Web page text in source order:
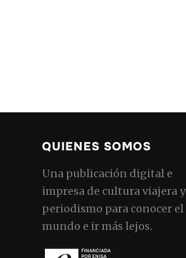
QUIENES SOMOS
Una publicación digital e
impresa de cultura viajera y
periodismo para conocer el
mundo e ir más lejos.